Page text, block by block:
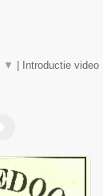
▼ | Introductie video